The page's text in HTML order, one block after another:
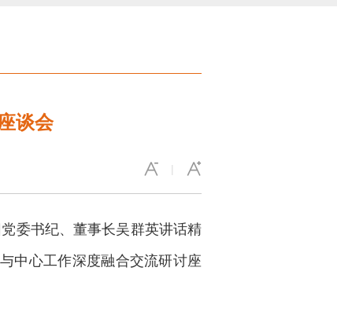
谈会
|
委书纪、董事长吴群英讲话精
中心工作深度融合交流研讨座